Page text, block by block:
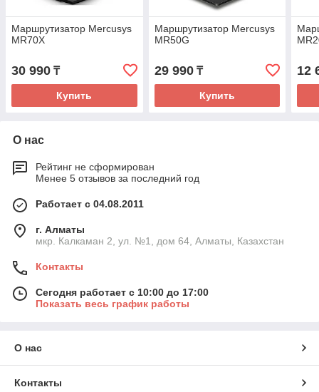
Маршрутизатор Mercusys
MR70X
30 990 ₸
Купить
Маршрутизатор Mercusys
MR50G
29 990₸
Купить
12
О нас
Рейтинг не сформирован
Менее 5 отзывов за последний год
Работает с 04.08.2011
г. Алматы
мкр. Калкаман 2, ул. №1, дом 64, Алматы, Казахстан
Контакты
Сегодня работает с 10:00 до 17:00
Показать весь график работы
О нас
Контакты